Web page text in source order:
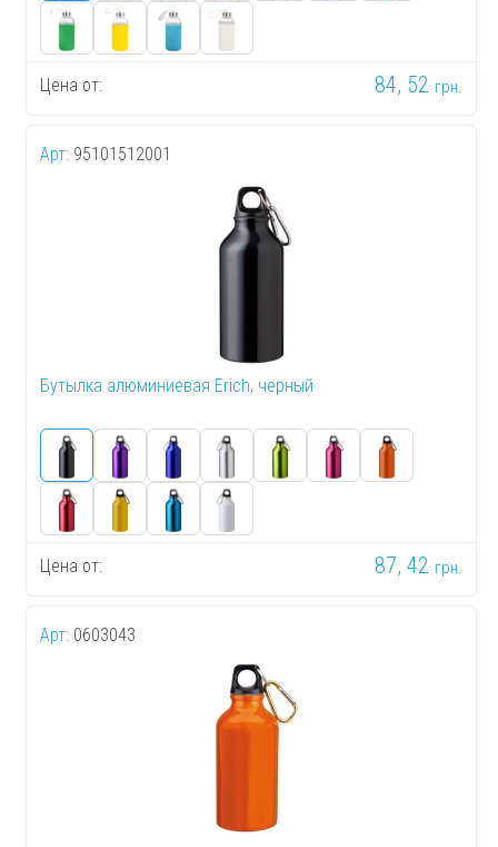
Цена от: 84, 52 грн.
Арт: 95101512001
Бутылка алюминиевая Erich, черный
Цена от: 87, 42 грн.
Арт: 0603043